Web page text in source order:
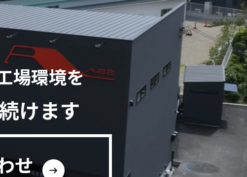
場環境を
けます
せ